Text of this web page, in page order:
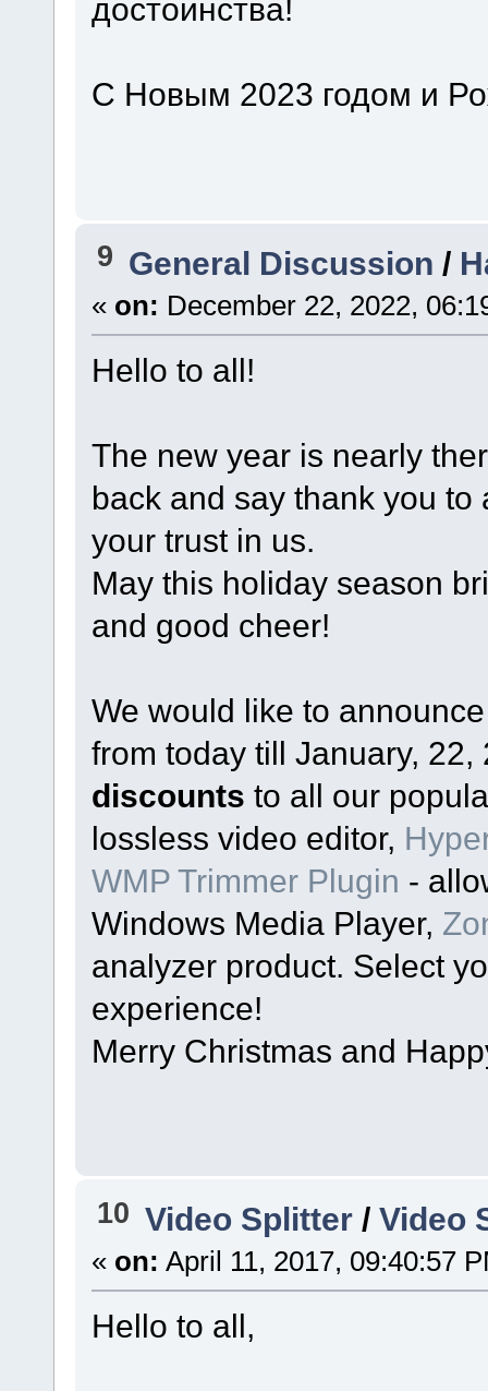
достоинства!
С Новым 2023 годом и
9 General Discussion /
« on: December 22, 2022,
Hello to all!
The new year is nearly
back and say thank you
your trust in us.
May this holiday season
and good cheer!
We would like to
from today till January,
discounts to all our
lossless video editor,
WMP Trimmer Plugin -
Windows Media Player,
analyzer product. Select
experience!
Merry Christmas and
10 Video Splitter /Video
« on: April 11, 2017, 09:40:57
Hello to all,